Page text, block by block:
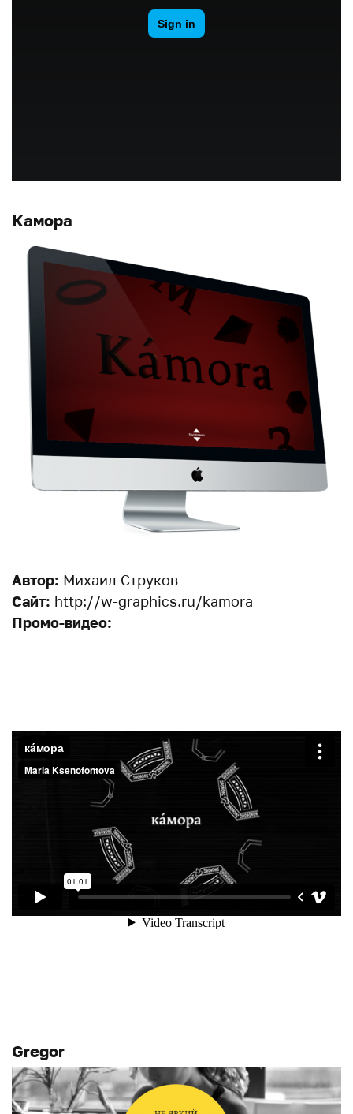
Камора
Автор: Михаил Струков
Сайт: http://w-graphics.ru/kamora
Промо-видео:
Gregor